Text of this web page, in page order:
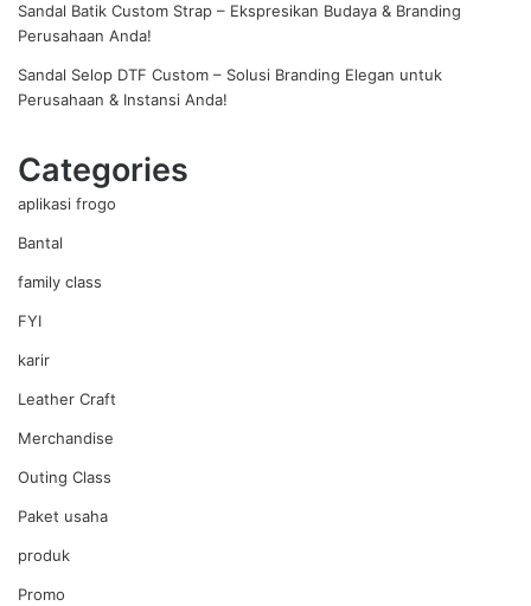
Sandal Batik Custom Strap – Ekspresikan Budaya & Branding
Perusahaan Anda!
Sandal Selop DTF Custom – Solusi Branding Elegan untuk
Perusahaan & Instansi Anda!
Categories
aplikasi frogo
Bantal
family class
FYI
karir
Leather Craft
Merchandise
Outing Class
Paket usaha
produk
Promo